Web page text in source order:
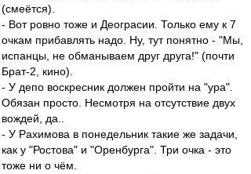
(смеётся).
- Вот ровно тоже и Деограсии. Только ему к 7
очкам прибавлять надо. Ну, тут понятно - "Мы,
испанцы, не обманываем друг друга!" (почти
Брат-2, кино).
- У депо воскресник должен пройти на "ура".
Обязан просто. Несмотря на отсутствие двух
вождей, да..
- У Рахимова в понедельник такие же задачи,
как у "Ростова" и "Оренбурга". Три очка - это
тоже ни о чём.